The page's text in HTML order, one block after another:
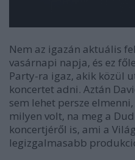
Nem az igazán aktuális
vasárnapi napja, és ez
Party-ra igaz, akik közül
koncertet adni. Aztán
sem lehet persze
milyen volt, na meg a
koncertjéről is, ami a
legizgalmasabb